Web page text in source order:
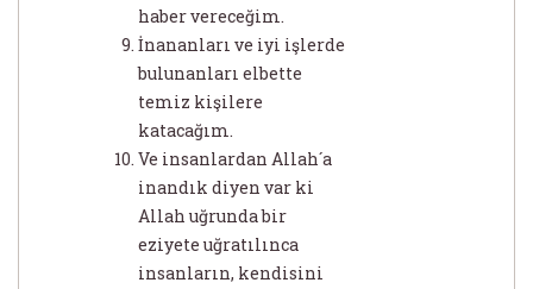
haber vereceğim.
İnananları ve iyi işlerde
bulunanları elbette
temiz kişilere
katacağım.
Ve insanlardan Allah´a
inandık diyen var ki
Allah uğrunda bir
eziyete uğratılınca
insanların, kendisini